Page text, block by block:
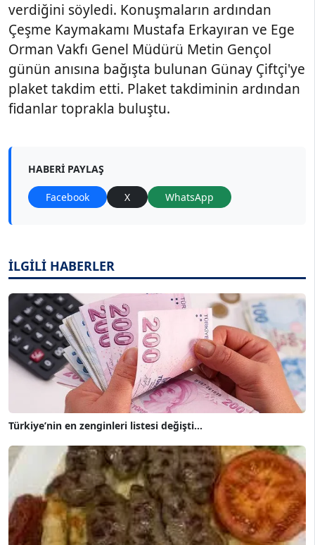
verdiğini söyledi. Konuşmaların ardından
Çeşme Kaymakamı Mustafa Erkayıran ve Ege
Orman Vakfı Genel Müdürü Metin Gençol
günün anısına bağışta bulunan Günay Çiftçi'ye
plaket takdim etti. Plaket takdiminin ardından
fidanlar toprakla buluştu.
HABERI PAYLAŞ
Facebook X WhatsApp
İLGİLİ HABERLER
Türkiye’nin en zenginleri listesi değişti...